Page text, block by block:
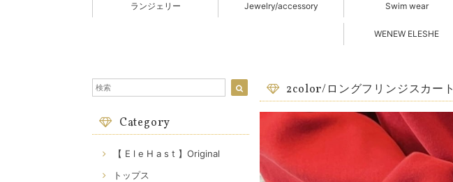
ランジェリー Jewelry/accessory Swim wear
WENEW ELESHE
Category
【 E l e H a s t 】Original
トップス
2color/ロングフリンジスカート